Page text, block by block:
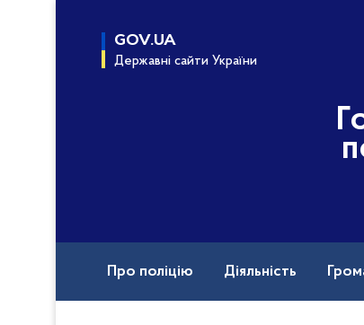
GOV.UA
Державні сайти України
Про поліцію Діяльність